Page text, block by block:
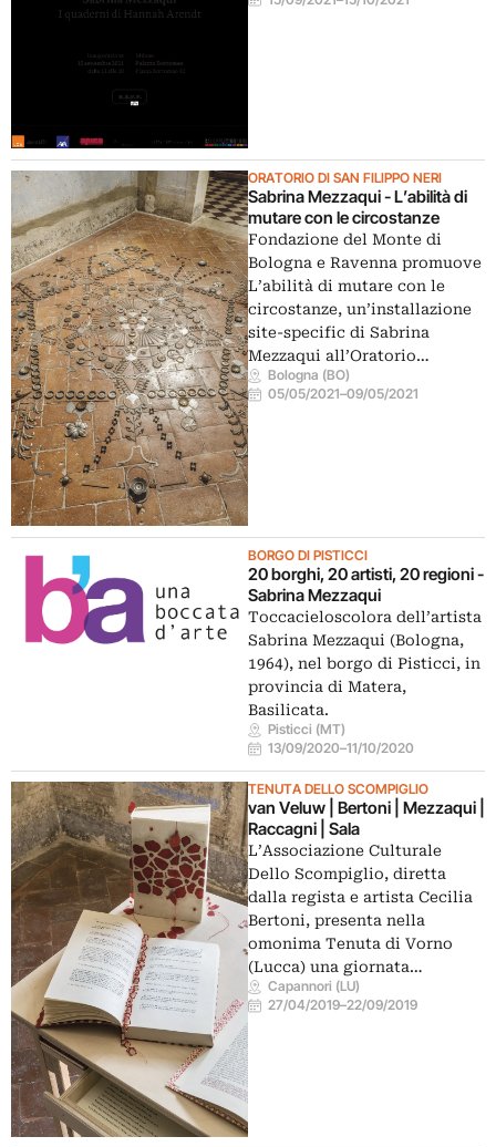
ORATORIO DI SAN FILIPPO NERI
Sabrina Mezzaqui - L’abilità di
mutare con le circostanze
Fondazione del Monte di
Bologna e Ravenna promuove
L’abilità di mutare con le
circostanze, un’installazione
site-specific di Sabrina
Mezzaqui all’Oratorio…
Bologna (BO)
05/05/2021–09/05/2021
BORGO DI PISTICCI
20 borghi, 20 artisti, 20 regioni -
Sabrina Mezzaqui
Toccacieloscolora dell’artista
Sabrina Mezzaqui (Bologna,
1964), nel borgo di Pisticci, in
provincia di Matera,
Basilicata.
Pisticci (MT)
13/09/2020–11/10/2020
TENUTA DELLO SCOMPIGLIO
van Veluw | Bertoni | Mezzaqui |
Raccagni | Sala
L’Associazione Culturale
Dello Scompiglio, diretta
dalla regista e artista Cecilia
Bertoni, presenta nella
omonima Tenuta di Vorno
(Lucca) una giornata…
Capannori (LU)
27/04/2019–22/09/2019